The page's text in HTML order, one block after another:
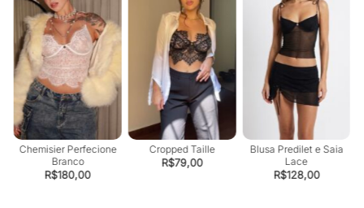
Blusa Predilet e Saia
Lace
R$128,00
Cropped Taille
R$79,00
Chemisier Perfecione
Branco
R$180,00